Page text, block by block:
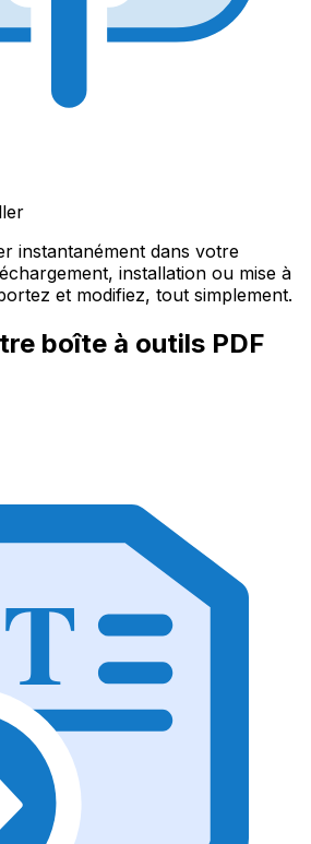
instantanément dans votre
installation ou mise à
et modifiez, tout simplement.
boîte à outils PDF
T